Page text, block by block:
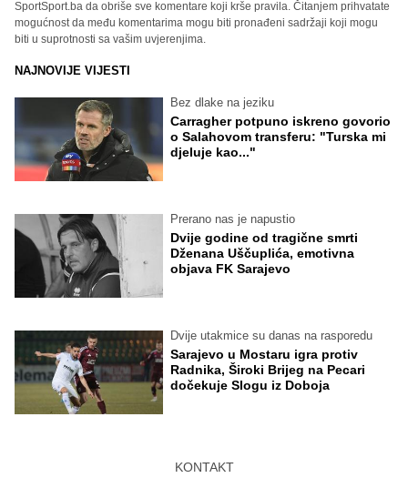
SportSport.ba da obriše sve komentare koji krše pravila. Čitanjem prihvatate
mogućnost da među komentarima mogu biti pronađeni sadržaji koji mogu
biti u suprotnosti sa vašim uvjerenjima.
NAJNOVIJE VIJESTI
Bez dlake na jeziku
Carragher potpuno iskreno govorio
o Salahovom transferu: "Turska mi
djeluje kao..."
Prerano nas je napustio
Dvije godine od tragične smrti
Dženana Uščuplića, emotivna
objava FK Sarajevo
Dvije utakmice su danas na rasporedu
Sarajevo u Mostaru igra protiv
Radnika, Široki Brijeg na Pecari
dočekuje Slogu iz Doboja
KONTAKT